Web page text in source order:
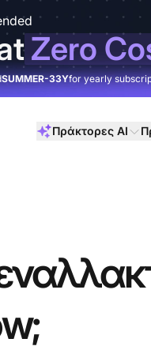
Zero
SUMMER-33Yfor yearly
Πράκτορες AI